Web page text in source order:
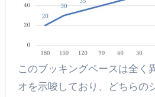
このブッキングペースは全く
オを示唆しており、どちらの